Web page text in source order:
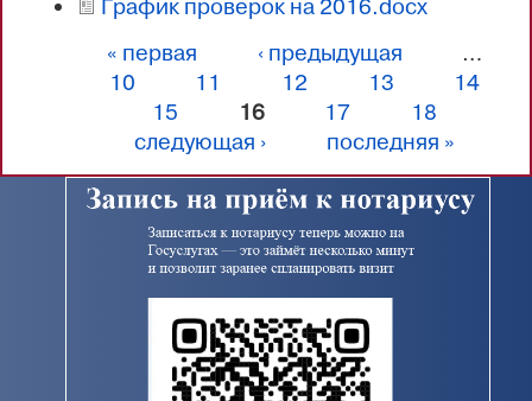
сообщаем, что ежемесячные отчеты о...
График проверок на 2016.docx
Страницы
« первая ‹ предыдущая
…
10
11 12 13
14
15
16 17
18
следующая ›
последняя »